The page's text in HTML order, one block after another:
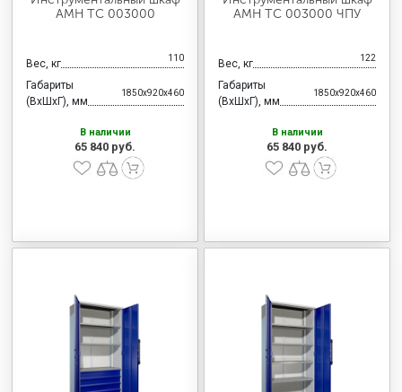
МЕБЕЛЬ ДЛЯ СТОЛОВЫХ
СТАЛЬНЫЕ ДВЕРИ
AMH TC 003000
Вес, кг 110
Габариты
(ВхШхГ), мм
1850x920x460
В наличии
65 840 руб.
AMH TC 003000 ЧПУ
Вес, кг 122
Габариты
(ВхШхГ), мм
1850x920x460
В наличии
65 840 руб.